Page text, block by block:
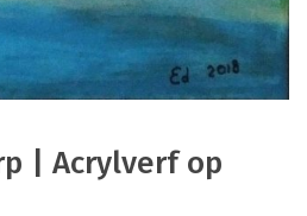
| Acrylverf op